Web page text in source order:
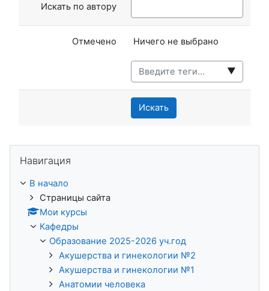
Искать по автору
Отмечено Выбранные элементы:
Ничего не выбрано
▼
Искать
Навигация
В начало
Страницы сайта
Мои курсы
Кафедры
Образование 2025-2026 уч.год
Акушерства и гинекологии №2
Акушерства и гинекологии №1
Анатомии человека